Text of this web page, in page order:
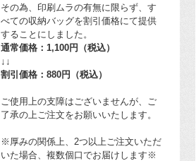
その為、印刷ムラの有無に限らず、す
べての収納バッグを割引価格にて提供
することにしました。
通常価格：1,100円（税込）
↓↓
割引価格：880円（税込）
ご使用上の支障はございませんが、ご
了承の上ご注文をお願いいたします。
※厚みの関係上、2つ以上ご注文いただ
いた場合、複数個口でお届けします※